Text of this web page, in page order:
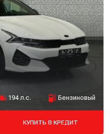
194 л.с. Бензиновый
КУПИТЬ В КРЕДИТ